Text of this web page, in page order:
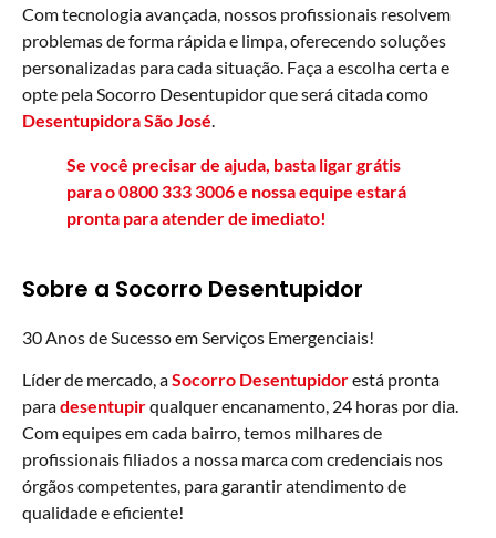
Com tecnologia avançada, nossos profissionais resolvem
problemas de forma rápida e limpa, oferecendo soluções
personalizadas para cada situação. Faça a escolha certa e
opte pela Socorro Desentupidor que será citada como
Desentupidora São José.
Se você precisar de ajuda, basta ligar grátis
para o0800 333 3006e nossa equipe estará
pronta para atender de imediato!
Sobre a Socorro Desentupidor
30 Anos de Sucesso em Serviços Emergenciais!
Líder de mercado, aSocorro Desentupidorestá pronta
paradesentupirqualquer encanamento, 24 horas por dia.
Com equipes em cada bairro, temos milhares de
profissionais filiados a nossa marca com credenciais nos
órgãos competentes, para garantir atendimento de
qualidade e eficiente!